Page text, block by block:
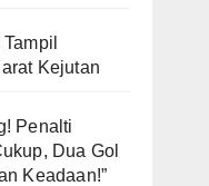
Kejutan
Penalti
Dua Gol
Keadaan!”